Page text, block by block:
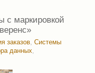
с маркировкой
заказов, Системы
данных,